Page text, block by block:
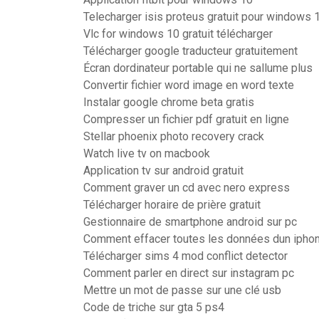
Telecharger isis proteus gratuit pour windows
Vlc for windows 10 gratuit télécharger
Télécharger google traducteur gratuitement
Écran dordinateur portable qui ne sallume plus
Convertir fichier word image en word texte
Instalar google chrome beta gratis
Compresser un fichier pdf gratuit en ligne
Stellar phoenix photo recovery crack
Watch live tv on macbook
Application tv sur android gratuit
Comment graver un cd avec nero express
Télécharger horaire de prière gratuit
Gestionnaire de smartphone android sur pc
Comment effacer toutes les données dun
Télécharger sims 4 mod conflict detector
Comment parler en direct sur instagram pc
Mettre un mot de passe sur une clé usb
Code de triche sur gta 5 ps4